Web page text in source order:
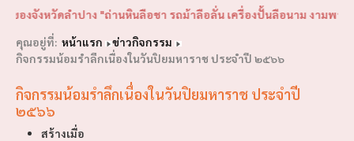
จังหวัดลำปาง "ถ่านหินลือชา รถม้าลือลั่น เครื่องปั้นลือนาม งามพระธาตุ
คุณอยู่ที่: หน้าแรก
ข่าวกิจกรรม
กิจกรรมน้อมรำลึกเนื่องในวันปิยมหาราช ประจำปี ๒๕๖๖
กิจกรรมน้อมรำลึกเนื่องในวันปิยมหาราช ประจำปี
๒๕๖๖
สร้างเมื่อ